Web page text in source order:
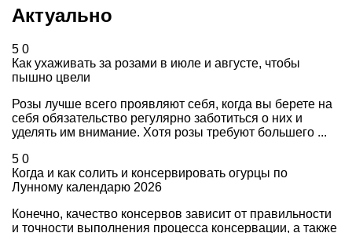
Актуально
5 0
Как ухаживать за розами в июле и августе, чтобы
пышно цвели
Розы лучше всего проявляют себя, когда вы берете на
себя обязательство регулярно заботиться о них и
уделять им внимание. Хотя розы требуют большего ...
5 0
Когда и как солить и консервировать огурцы по
Лунному календарю 2026
Конечно, качество консервов зависит от правильности
и точности выполнения процесса консервации, а также